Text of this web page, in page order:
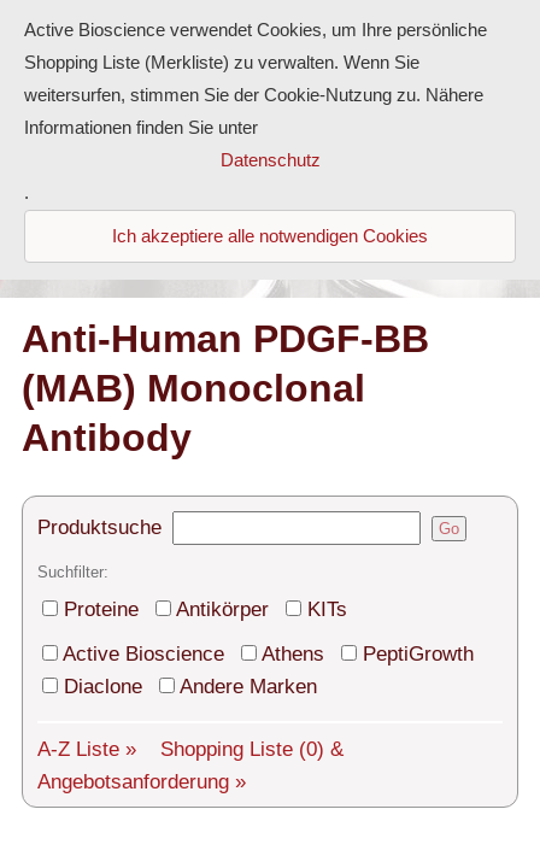
Antikörper
ELISA-Kits
Diaclone Produkte
Home
Produkte
Technischer Support
Versand
Über uns
AGBs
Login
Anti-Human PDGF-BB
(MAB) Monoclonal
Antibody
Produktsuche Go
Suchfilter:
Proteine Antikörper
KITs
Active Bioscience
Athens
PeptiGrowth
Diaclone
Andere Marken
A-Z Liste » Shopping Liste (0) &
Angebotsanforderung »
Active Bioscience verwendet Cookies, um Ihre persönliche
Shopping Liste (Merkliste) zu verwalten. Wenn Sie
weitersurfen, stimmen Sie der Cookie-Nutzung zu. Nähere
Informationen finden Sie unter
Datenschutz
.
Ich akzeptiere alle notwendigen Cookies